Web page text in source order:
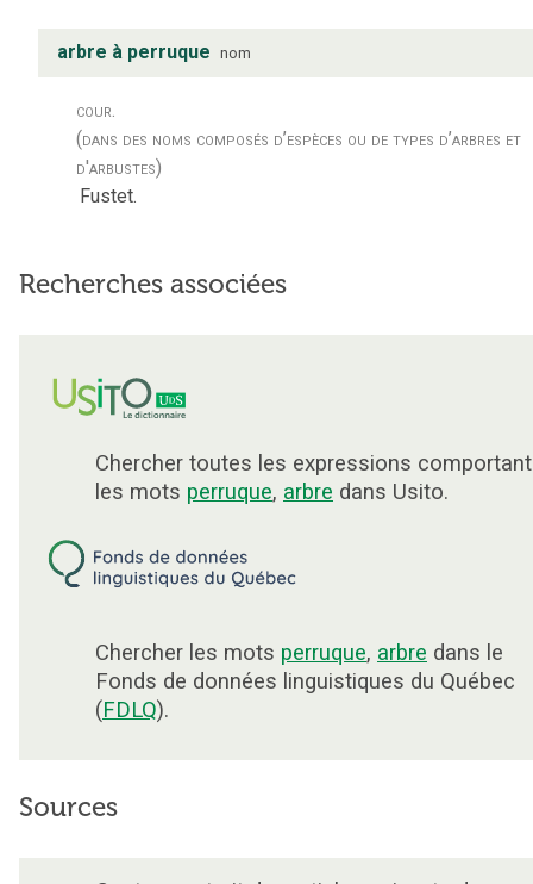
arbre à perruque nom
cour.
(dans des noms composés d’espèces ou de types d’arbres et
d'arbustes)
Fustet.
Recherches associées
Chercher toutes les expressions comportant
les mots perruque, arbre dans Usito.
Chercher les mots perruque, arbre dans le
Fonds de données linguistiques du Québec
(FDLQ).
Sources